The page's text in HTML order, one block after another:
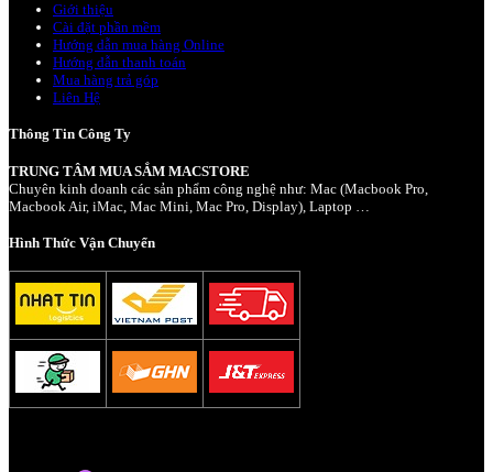
Giới thiệu
Cài đặt phần mềm
Hướng dẫn mua hàng Online
Hướng dẫn thanh toán
Mua hàng trả góp
Liên Hệ
Thông Tin Công Ty
TRUNG TÂM MUA SẮM MACSTORE
Chuyên kinh doanh các sản phẩm công nghệ như: Mac (Macbook Pro,
Macbook Air, iMac, Mac Mini, Mac Pro, Display), Laptop …
Hình Thức Vận Chuyển